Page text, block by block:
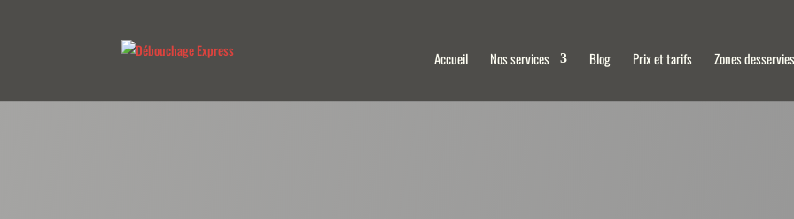
Accueil Nos services Blog Prix et tarifs Zones desservies